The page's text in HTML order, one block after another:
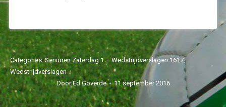
Categories:Senioren Zaterdag 1 – Wedstrijdverslagen 1617,
Wedstrijdverslagen
DoorEd Goverde 11 september 2016